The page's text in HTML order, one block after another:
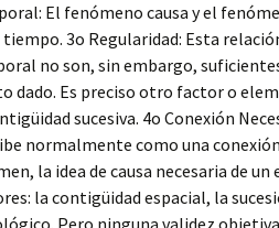
El fenómeno causa y el
3o Regularidad: Esta
no son, sin embargo,
dado. Es preciso otro factor o
sucesiva. 4o Conexión
normalmente como una
la idea de causa necesaria de
la contigüidad espacial, la
Pero ninguna validez